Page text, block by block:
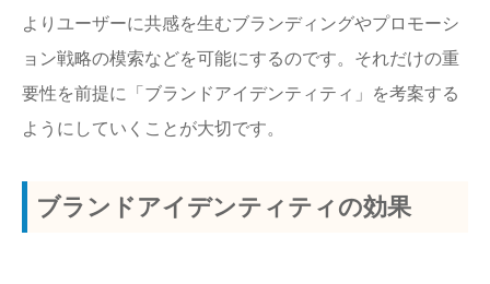
よりユーザーに共感を生むブランディングやプロモーシ
ョン戦略の模索などを可能にするのです。それだけの重
要性を前提に「ブランドアイデンティティ」を考案する
ようにしていくことが大切です。
ブランドアイデンティティの効果